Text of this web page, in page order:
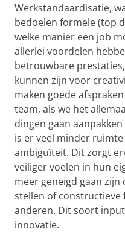
Werkstandaardisatie,
bedoelen formele (top
welke manier een job
allerlei voordelen
betrouwbare
kunnen zijn voor
maken goede
team, als we het
dingen gaan
is er veel minder
ambiguïteit. Dit zorgt
veiliger voelen in hun
meer geneigd gaan
stellen of constructieve
anderen. Dit soort
innovatie.